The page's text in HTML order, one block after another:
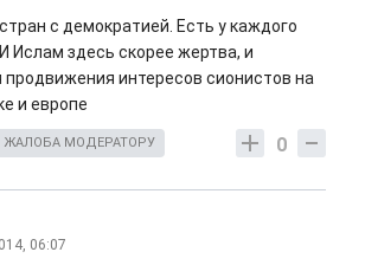
с демократией. Есть у каждого
Ислам здесь скорее жертва, и
интересов сионистов на
и европе
0
ЖАЛОБА МОДЕРАТОРУ
06:07